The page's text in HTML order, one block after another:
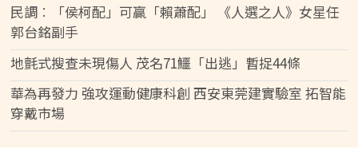
民調︰「侯柯配」可贏「賴蕭配」 《人選之人》女星任
郭台銘副手
地氈式搜查未現傷人 茂名71鱷「出逃」暫捉44條
華為再發力 強攻運動健康科創 西安東莞建實驗室 拓智能
穿戴市場